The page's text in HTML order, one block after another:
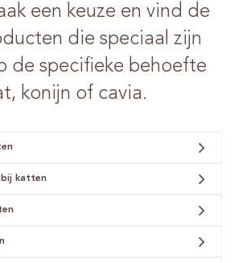
een keuze en vind de
die speciaal zijn
de specifieke behoefte
konijn of cavia.
katten